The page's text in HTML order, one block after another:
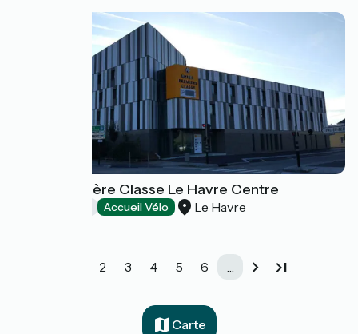
Hôtel Première Classe Le Havre Centre
Accueil Vélo Le Havre
2 3 4 5 6 …
Carte